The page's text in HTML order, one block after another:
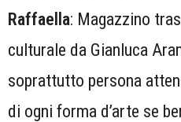
Raffaella: Magazzino
culturale da Gianluca
soprattutto persona
di ogni forma d’arte se